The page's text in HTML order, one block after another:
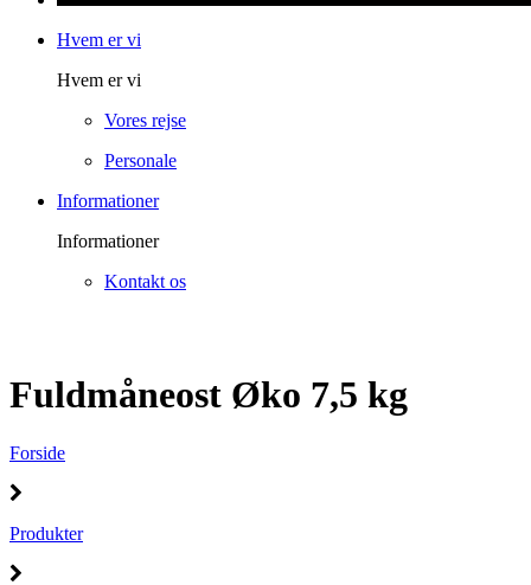
Hvem er vi
Hvem er vi
Vores rejse
Personale
Informationer
Informationer
Kontakt os
Fuldmåneost Øko 7,5 kg
Forside
Produkter